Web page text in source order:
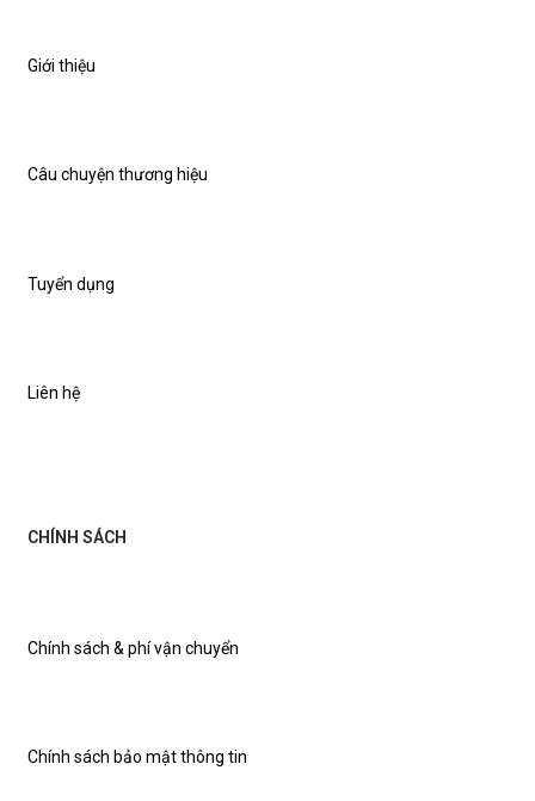
Giới thiệu
Câu chuyện thương hiệu
Tuyển dụng
Liên hệ
CHÍNH SÁCH
Chính sách bảo mật thông tin
Chính sách & phí vận chuyển